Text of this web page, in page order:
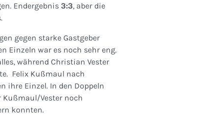
Endergebnis 3:3, aber die
gegen starke Gastgeber
Einzeln war es noch sehr eng.
während Christian Vester
Felix Kußmaul nach
ihre Einzel. In den Doppeln
Kußmaul/Vester noch
konnten.